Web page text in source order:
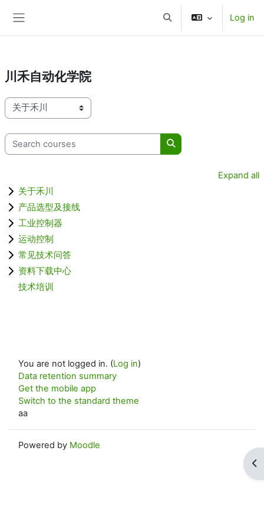
Skip to main content
Toggle search inputLog in
川禾自动化学院
Course categories
Search courses
Search courses
Expand all
关于禾川
产品选型及接线
工业控制器
运动控制
常见技术问答
资料下载中心
技术培训
You are not logged in. (Log in)
Data retention summary
Get the mobile app
Switch to the standard theme
aa
Powered by Moodle